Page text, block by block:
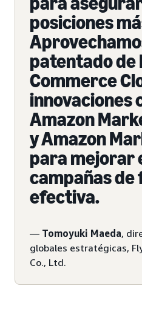
posiciones
patentado de
Commerce
innovaciones
Amazon
y Amazon
para mejorar
campañas de
efectiva.
— Tomoyuki Maeda,
globales estratégicas,
Co., Ltd.